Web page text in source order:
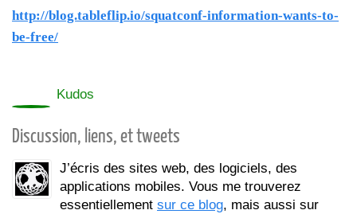
http://blog.tableflip.io/squatconf-information-wants-to-
be-free/
Kudos
Discussion, liens, et tweets
J’écris des sites web, des logiciels, des
applications mobiles. Vous me trouverez
essentiellement sur ce blog, mais aussi sur